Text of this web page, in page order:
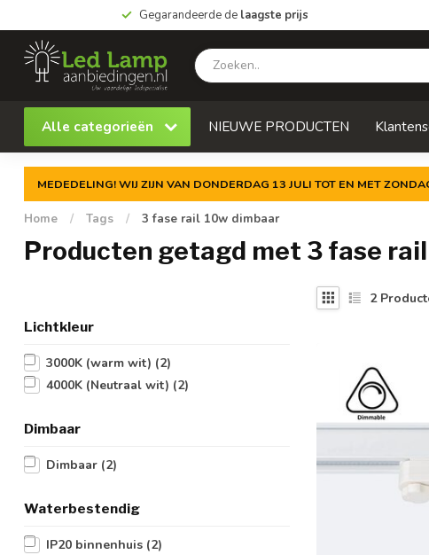
Gegarandeerde de laagste prijs
Alle categorieën NIEUWE PRODUCTEN
MEDEDELING! WIJ ZIJN VAN DONDERDAG 13 JULI TOT EN MET
Home / Tags / 3 fase rail 10w dimbaar
Producten getagd met 3 fase
Lichtkleur
3000K (warm wit) (2)
4000K (Neutraal wit) (2)
Dimbaar
Dimbaar (2)
Waterbestendig
IP20 binnenhuis (2)
2